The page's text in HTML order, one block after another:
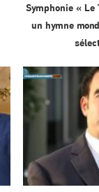
Symphonie «
un hymne